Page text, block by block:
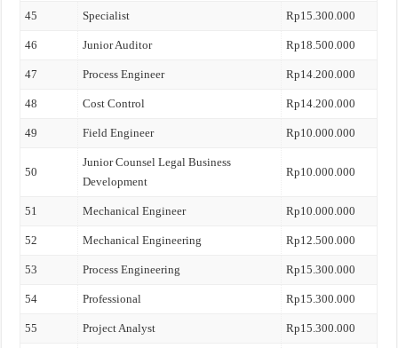
45 Specialist Rp15.300.000
46 Junior Auditor Rp18.500.000
47 Process Engineer Rp14.200.000
48 Cost Control Rp14.200.000
49 Field Engineer Rp10.000.000
50
Junior Counsel Legal Business
Development
Rp10.000.000
51 Mechanical Engineer Rp10.000.000
52 Mechanical Engineering Rp12.500.000
53 Process Engineering Rp15.300.000
54 Professional Rp15.300.000
55 Project Analyst Rp15.300.000